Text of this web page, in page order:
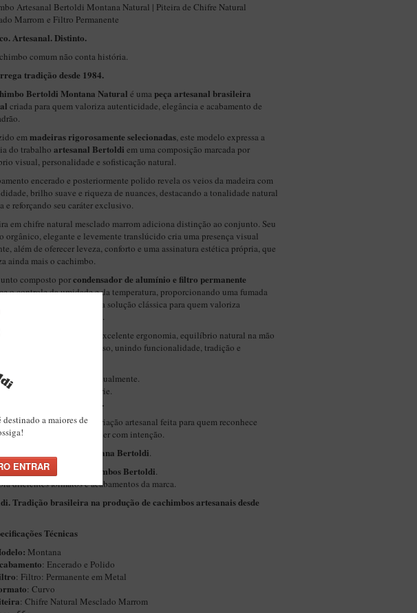
Artesanal Bertoldi Montana Natural | Piteira de Chifre Natural
Marrom e Filtro Permanente
Artesanal. Distinto.
comum não conta história.
tradição desde 1984.
Bertoldi Montana Natural é uma peça artesanal brasileira
criada para quem valoriza autenticidade, elegância e acabamento de
emmadeiras rigorosamente selecionadas, este modelo expressa a
do trabalho artesanal Bertoldi em uma composição marcada por
visual, personalidade e sofisticação natural.
encerado e posteriormente polido revela os veios da madeira com
brilho suave e riqueza de nuances, destacando a tonalidade natural
e reforçando seu caráter exclusivo.
em chifre natural mesclado marrom adiciona distinção ao conjunto. Seu
orgânico, elegante e levemente translúcido cria uma presença visual
além de oferecer leveza, conforto e uma assinatura estética própria, que
ainda mais o cachimbo.
composto porcondensador de alumínio e filtro permanente
o controle da umidade e da temperatura, proporcionando uma fumada
limpa e equilibrada. Uma solução clássica para quem valoriza
eficiência e tradição.
curvo clássico oferece excelente ergonomia, equilíbrio natural na mão
prolongado durante o uso, unindo funcionalidade, tradição e
unidade é produzida individualmente.
Sem produção em série.
recebe uma peça com alma.
que um cachimbo, uma criação artesanal feita para quem reconhece
detalhes e prefere escolher com intenção.
Montana Bertoldi.
outros modelos de cachimbos Bertoldi.
diferentes formatos e acabamentos da marca.
Tradição brasileira na produção de cachimbos artesanais desde
Técnicas
Montana
: Encerado e Polido
: Filtro: Permanente em Metal
: Curvo
: Chifre Natural Mesclado Marrom
a maiores de